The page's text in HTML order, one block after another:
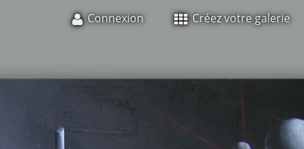
Connexion Créez votre galerie